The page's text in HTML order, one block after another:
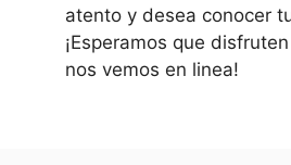
atento y desea conocer
¡Esperamos que
nos vemos en linea!